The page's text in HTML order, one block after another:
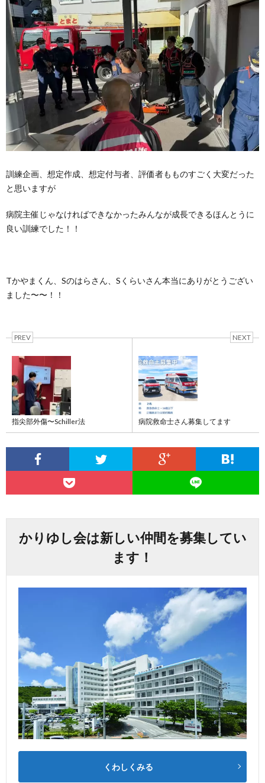
訓練企画、想定作成、想定付与者、評価者もものすごく大変だった
と思いますが
病院主催じゃなければできなかったみんなが成長できるほんとうに
良い訓練でした！！
Tかやまくん、Sのはらさん、Sくらいさん本当にありがとうござい
ました〜〜！！
PREV
指尖部外傷〜Schiller法
NEXT
病院救命士さん募集してます
かりゆし会は新しい仲間を募集してい
ます！
くわしくみる